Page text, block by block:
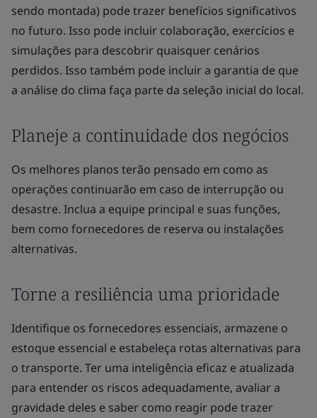
sendo montada) pode trazer benefícios significativos
no futuro. Isso pode incluir colaboração, exercícios e
simulações para descobrir quaisquer cenários
perdidos. Isso também pode incluir a garantia de que
a análise do clima faça parte da seleção inicial do local.
Planeje a continuidade dos negócios
Os melhores planos terão pensado em como as
operações continuarão em caso de interrupção ou
desastre. Inclua a equipe principal e suas funções,
bem como fornecedores de reserva ou instalações
alternativas.
Torne a resiliência uma prioridade
Identifique os fornecedores essenciais, armazene o
estoque essencial e estabeleça rotas alternativas para
o transporte. Ter uma inteligência eficaz e atualizada
para entender os riscos adequadamente, avaliar a
gravidade deles e saber como reagir pode trazer